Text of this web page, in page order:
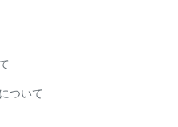
ついて